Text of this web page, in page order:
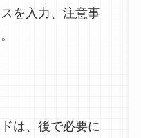
を入力、注意事
は、後で必要に